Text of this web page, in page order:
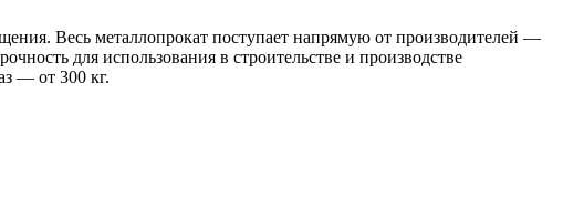
Весь металлопрокат поступает напрямую от производителей —
для использования в строительстве и производстве
— от 300 кг.